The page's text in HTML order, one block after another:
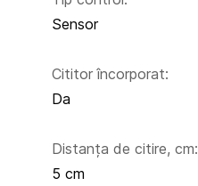
Sensor
Cititor încorporat:
Da
Distanța de citire, cm:
5 cm